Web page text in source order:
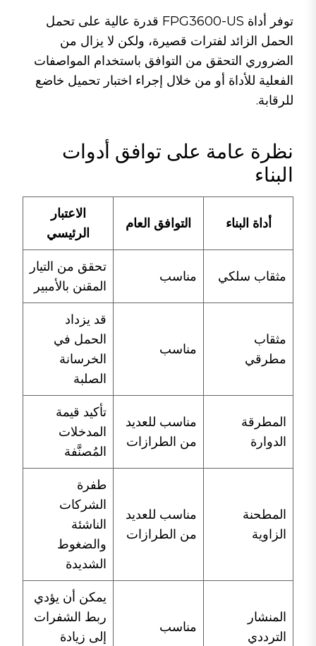
توفر أداة FPG3600-US قدرة عالية على تحمل
الحمل الزائد لفترات قصيرة، ولكن لا يزال من
الضروري التحقق من التوافق باستخدام المواصفات
الفعلية للأداة أو من خلال إجراء اختبار تحميل خاضع
للرقابة.
نظرة عامة على توافق أدوات
البناء
أداة البناء التوافق العام
الاعتبار
الرئيسي
مثقاب سلكي مناسب
تحقق من التيار
المقنن بالأمبير
مثقاب
مطرقي
مناسب
قد يزداد
الحمل في
الخرسانة
الصلبة
المطرقة
الدوارة
مناسب للعديد
من الطرازات
تأكيد قيمة
المدخلات
المُصنَّفة
المطحنة
الزاوية
مناسب للعديد
من الطرازات
طفرة
الشركات
الناشئة
والضغوط
الشديدة
المنشار
الترددي
مناسب
يمكن أن يؤدي
ربط الشفرات
إلى زيادة